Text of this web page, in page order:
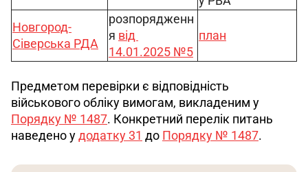
Новгород-
Сіверська РДА
розпорядженн
я від
14.01.2025 №5
план
Предметом перевірки є відповідність
військового обліку вимогам, викладеним у
Порядку № 1487. Конкретний перелік питань
наведено у додатку 31 до Порядку № 1487.